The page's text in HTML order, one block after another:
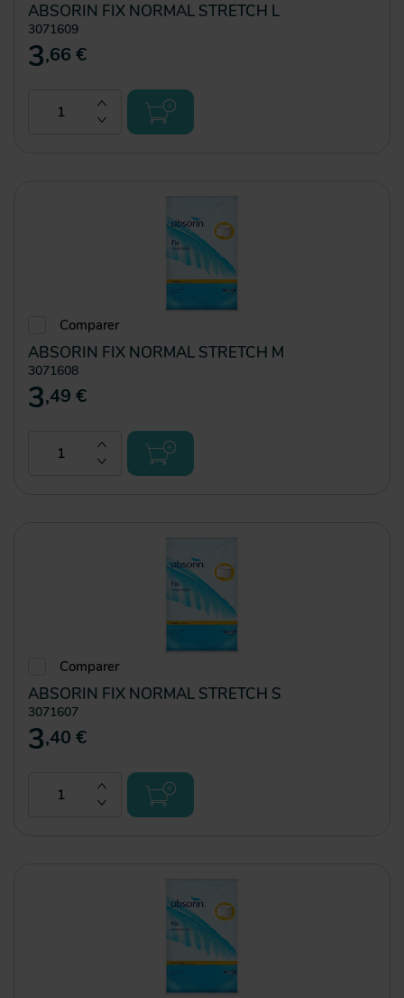
ABSORIN FIX NORMAL STRETCH L
3071609
3,66 €
Comparer
ABSORIN FIX NORMAL STRETCH M
3071608
3,49 €
Comparer
ABSORIN FIX NORMAL STRETCH S
3071607
3,40 €